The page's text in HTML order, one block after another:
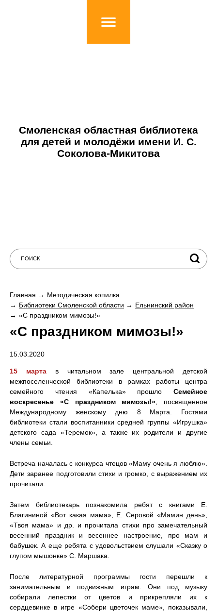
Смоленская областная библиотека
для детей и молодёжи имени И. С.
Соколова-Микитова
Главная
Методическая копилка
Библиотеки Смоленской области
Ельнинский район
«С праздником мимозы!»
«С праздником мимозы!»
15.03.2020
15 мартав читальном зале центральной детской
межпоселенческой библиотеки в рамках работы центра
семейного чтения «Капелька» прошло Семейное
воскресенье «С праздником мимозы!» , посвященное
Международному женскому дню 8 Марта. Гостями
библиотеки стали воспитанники средней группы «Игрушка»
детского сада «Теремок», а также их родители и другие
члены семьи.
Встреча началась с конкурса чтецов «Маму очень я люблю».
Дети заранее подготовили стихи и громко, с выражением их
прочитали.
Затем библиотекарь познакомила ребят с книгами Е.
Благининой «Вот какая мама», Е. Серовой «Мамин день»,
«Твоя мама» и др. и прочитала стихи про замечательный
весенний праздник и весеннее настроение, про мам и
бабушек. А еще ребята с удовольствием слушали «Сказку о
глупом мышонке» С. Маршака.
После литературной программы гости перешли к
занимательным и подвижным играм. Они под музыку
собирали лепестки от цветов и прикрепляли их к
сердцевинке в игре «Собери цветочек маме», показывали,